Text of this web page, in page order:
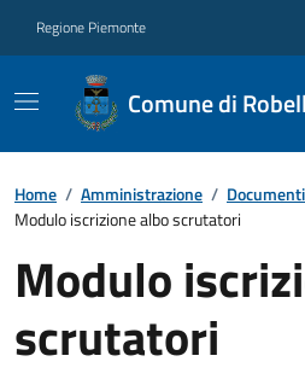
Regione Piemonte
Comune di
Home / Amministrazione /
Modulo iscrizione albo scrutatori
Modulo
scrutatori